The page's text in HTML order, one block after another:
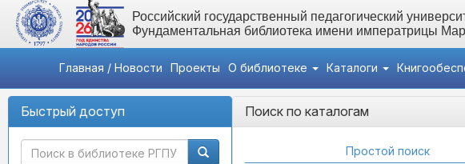
Российский государственный педагогический
Фундаментальная библиотека имени императрицы
Главная / Новости Проекты О библиотеке Каталоги
Быстрый доступ Поиск по каталогам
Простой поиск